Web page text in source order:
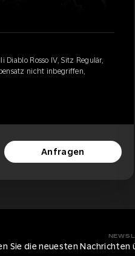
Diablo Rosso IV, Sitz Regulär,
nicht inbegriffen,
Anfragen
Sie die neuesten